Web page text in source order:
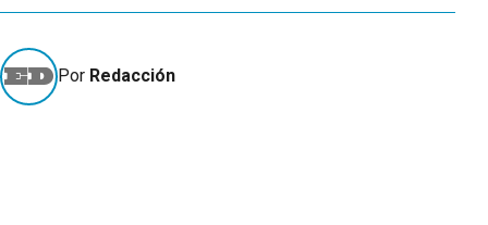
Por Redacción